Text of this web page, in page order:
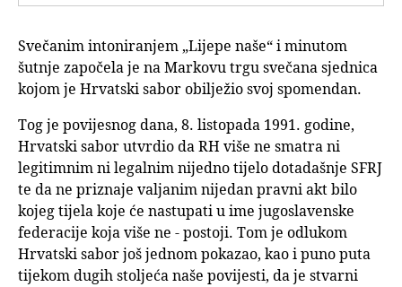
Svečanim intoniranjem „Lijepe naše“ i minutom
šutnje započela je na Markovu trgu svečana sjednica
kojom je Hrvatski sabor obilježio svoj spomendan.
Tog je povijesnog dana, 8. listopada 1991. godine,
Hrvatski sabor utvrdio da RH više ne smatra ni
legitimnim ni legalnim nijedno tijelo dotadašnje SFRJ
te da ne priznaje valjanim nijedan pravni akt bilo
kojeg tijela koje će nastupati u ime jugoslavenske
federacije koja više ne - postoji. Tom je odlukom
Hrvatski sabor još jednom pokazao, kao i puno puta
tijekom dugih stoljeća naše povijesti, da je stvarni